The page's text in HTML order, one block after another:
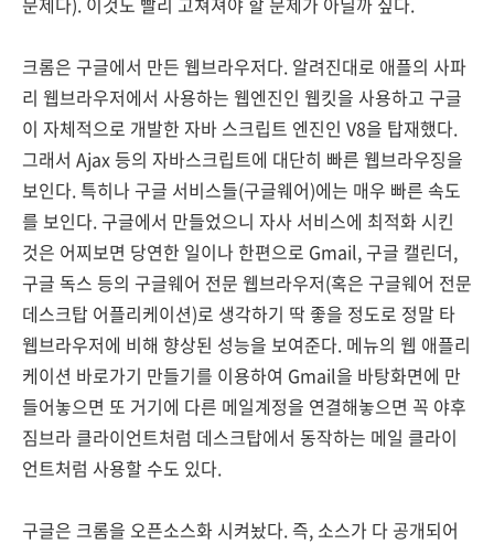
크롬은 구글에서 만든 웹브라우저다. 알려진대로 애플의 사파
리 웹브라우저에서 사용하는 웹엔진인 웹킷을 사용하고 구글
이 자체적으로 개발한 자바 스크립트 엔진인 V8을 탑재했다.
그래서 Ajax 등의 자바스크립트에 대단히 빠른 웹브라우징을
보인다. 특히나 구글 서비스들(구글웨어)에는 매우 빠른 속도
를 보인다. 구글에서 만들었으니 자사 서비스에 최적화 시킨
것은 어찌보면 당연한 일이나 한편으로 Gmail, 구글 캘린더,
구글 독스 등의 구글웨어 전문 웹브라우저(혹은 구글웨어 전문
데스크탑 어플리케이션)로 생각하기 딱 좋을 정도로 정말 타
웹브라우저에 비해 향상된 성능을 보여준다. 메뉴의 웹 애플리
케이션 바로가기 만들기를 이용하여 Gmail을 바탕화면에 만
들어놓으면 또 거기에 다른 메일계정을 연결해놓으면 꼭 야후
짐브라 클라이언트처럼 데스크탑에서 동작하는 메일 클라이
언트처럼 사용할 수도 있다.
구글은 크롬을 오픈소스화 시켜놨다. 즉, 소스가 다 공개되어